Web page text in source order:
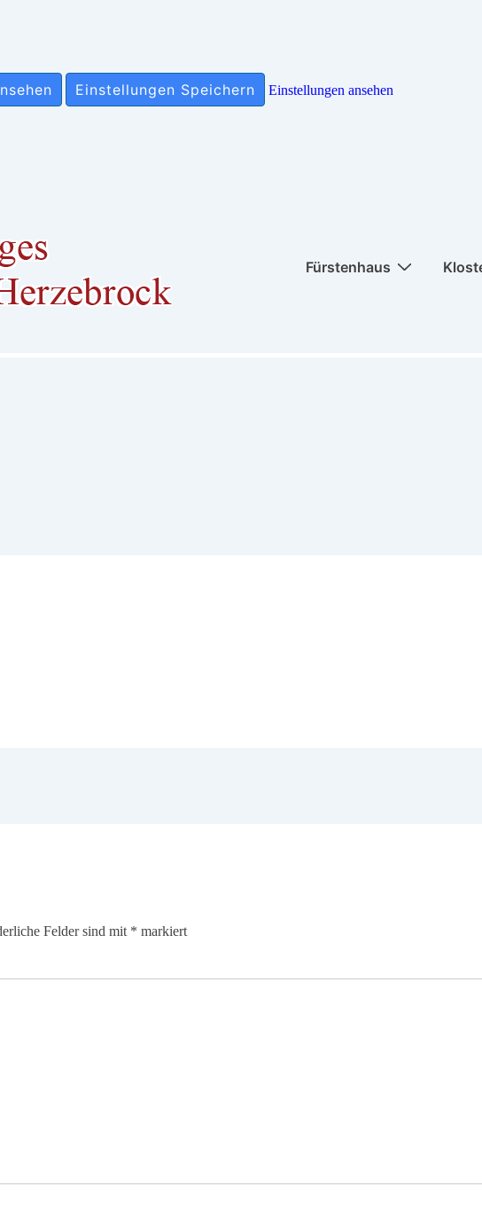
Einstellungen Speichern Einstellungen ansehen
Fürstenhaus
Felder sind mit * markiert